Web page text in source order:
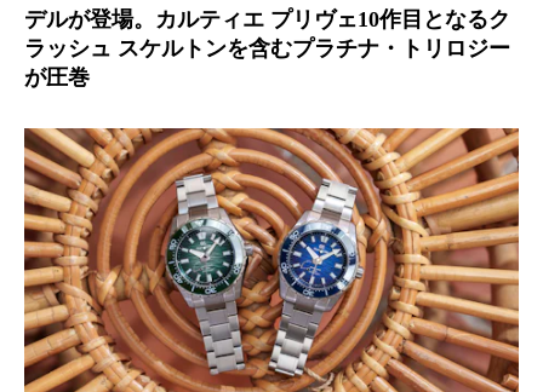
デルが登場。カルティエ プリヴェ10作目となるク
ラッシュ スケルトンを含むプラチナ・トリロジー
が圧巻